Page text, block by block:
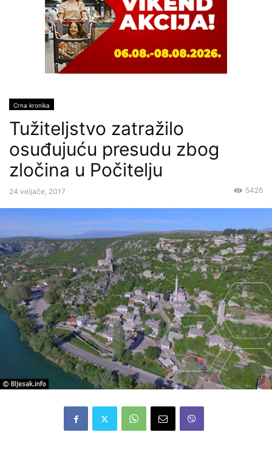
Crna kronika
Tužiteljstvo zatražilo
osuđujuću presudu zbog
zločina u Počitelju
24 veljače, 2017 5426